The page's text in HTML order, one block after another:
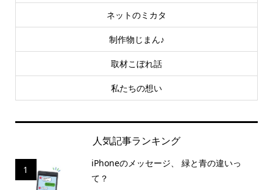
ネットのミカタ
制作物じまん♪
取材こぼれ話
私たちの想い
人気記事ランキング
1
iPhoneのメッセージ、 緑と青の違いっ
て？